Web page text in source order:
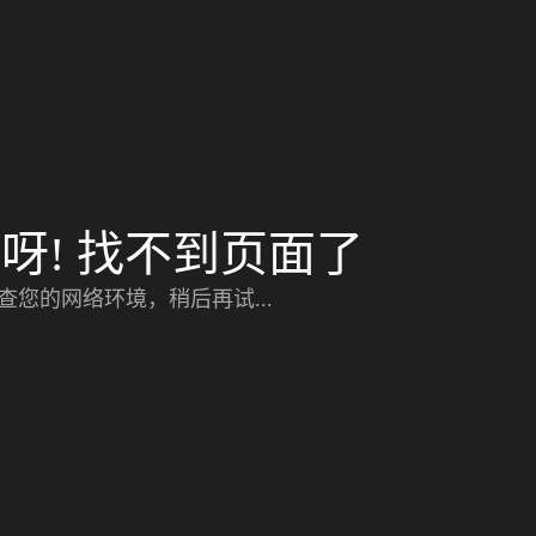
! 找不到页面了
您的网络环境，稍后再试...